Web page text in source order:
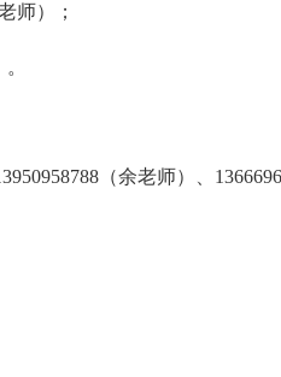
师）；
（余老师）、